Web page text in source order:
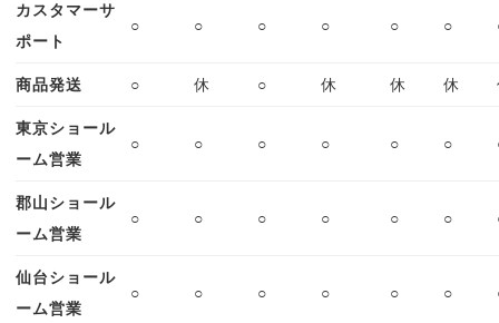
カスタマーサ
ポート
○ ○ ○ ○ ○ ○
商品発送 ○ 休 ○ 休 休 休
東京ショール
ーム営業
○ ○ ○ ○ ○ ○
郡山ショール
ーム営業
○ ○ ○ ○ ○ ○
仙台ショール
ーム営業
○ ○ ○ ○ ○ ○